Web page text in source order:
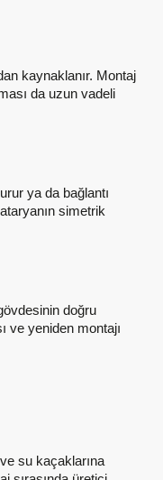
kaynaklanır. Montaj
da uzun vadeli
ya da bağlantı
simetrik
doğru
ve yeniden montajı
su kaçaklarına